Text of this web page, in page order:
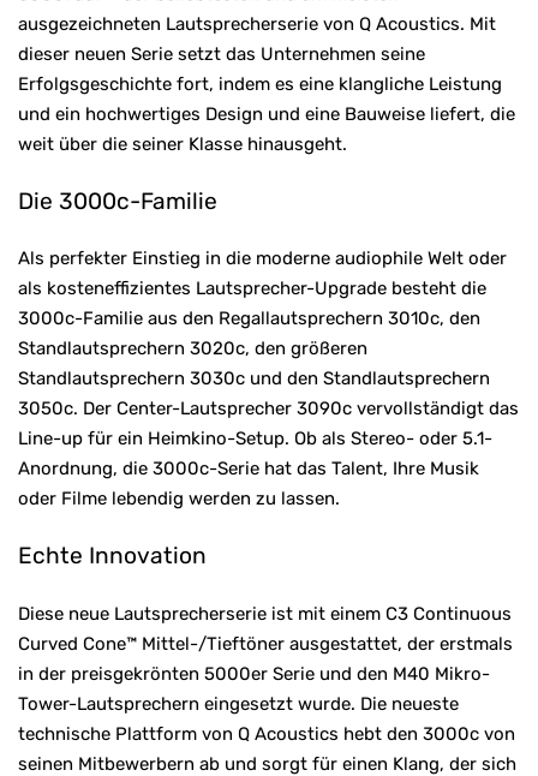
ausgezeichneten Lautsprecherserie von Q Acoustics. Mit
dieser neuen Serie setzt das Unternehmen seine
Erfolgsgeschichte fort, indem es eine klangliche Leistung
und ein hochwertiges Design und eine Bauweise liefert, die
weit über die seiner Klasse hinausgeht.
Die 3000c-Familie
Als perfekter Einstieg in die moderne audiophile Welt oder
als kosteneffizientes Lautsprecher-Upgrade besteht die
3000c-Familie aus den Regallautsprechern 3010c, den
Standlautsprechern 3020c, den größeren
Standlautsprechern 3030c und den Standlautsprechern
3050c. Der Center-Lautsprecher 3090c vervollständigt das
Line-up für ein Heimkino-Setup. Ob als Stereo- oder 5.1-
Anordnung, die 3000c-Serie hat das Talent, Ihre Musik
oder Filme lebendig werden zu lassen.
Echte Innovation
Diese neue Lautsprecherserie ist mit einem C3 Continuous
Curved Cone™ Mittel-/Tieftöner ausgestattet, der erstmals
in der preisgekrönten 5000er Serie und den M40 Mikro-
Tower-Lautsprechern eingesetzt wurde. Die neueste
technische Plattform von Q Acoustics hebt den 3000c von
seinen Mitbewerbern ab und sorgt für einen Klang, der sich